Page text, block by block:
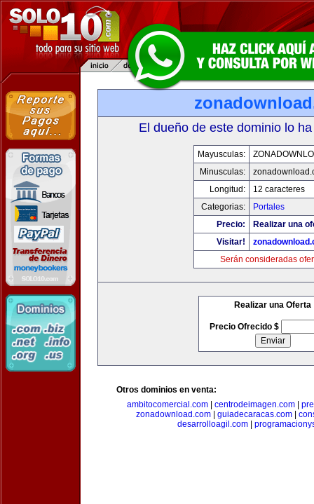
El dueño de este dominio lo
Mayusculas:
Minusculas:
Longitud:
12 caracteres
Categorias:
Portales
Precio:
Realizar una
Visitar!
Serán consideradas
Realizar una Oferta
Precio Ofrecido $
Otros dominios en venta:
ambitocomercial.com| centrodeimagen.com|
zonadownload.com
guiadecaracas.com
desarrolloagil.com